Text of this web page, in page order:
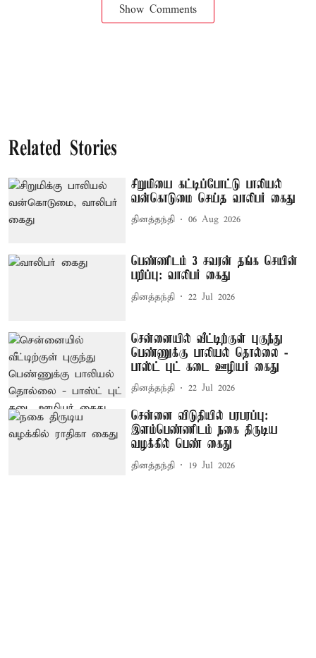
Show Comments
Related Stories
சிறுமியை கட்டிப்போட்டு பாலியல்
வன்கொடுமை செய்த வாலிபர் கைது
தினத்தந்தி 06 Aug 2026
பெண்ணிடம் 3 சவரன் தங்க செயின்
பறிப்பு: வாலிபர் கைது
தினத்தந்தி 22 Jul 2026
சென்னையில் வீட்டிற்குள் புகுந்து
பெண்ணுக்கு பாலியல் தொல்லை -
பாஸ்ட் புட் கடை ஊழியர் கைது
தினத்தந்தி 22 Jul 2026
சென்னை விடுதியில் பரபரப்பு:
இளம்பெண்ணிடம் நகை திருடிய
வழக்கில் பெண் கைது
தினத்தந்தி 19 Jul 2026